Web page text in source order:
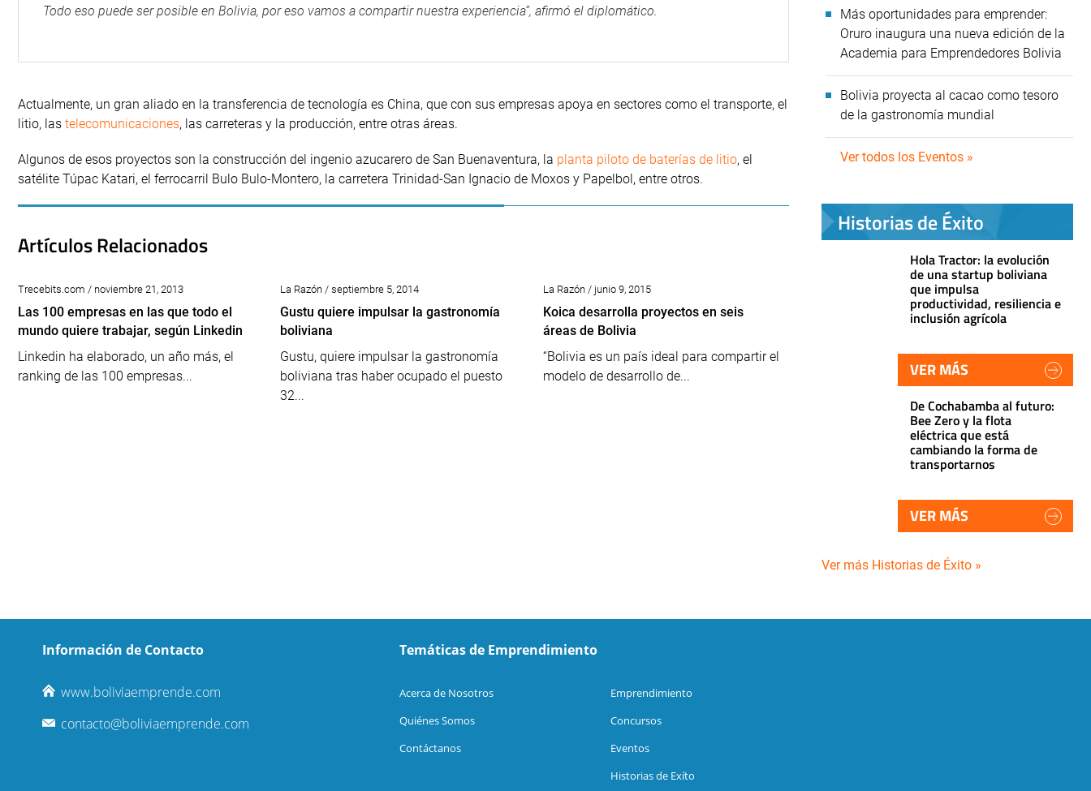
Todo eso puede ser posible en Bolivia, por eso vamos a compartir nuestra experiencia”, afirmó el diplomático.
Actualmente, un gran aliado en la transferencia de tecnología es China, que con sus empresas apoya en sectores como el transporte, el
litio, las telecomunicaciones, las carreteras y la producción, entre otras áreas.
Algunos de esos proyectos son la construcción del ingenio azucarero de San Buenaventura, la planta piloto de baterías de litio, el
satélite Túpac Katari, el ferrocarril Bulo Bulo-Montero, la carretera Trinidad-San Ignacio de Moxos y Papelbol, entre otros.
Artículos Relacionados
Trecebits.com / noviembre 21, 2013
Las 100 empresas en las que todo el
mundo quiere trabajar, según Linkedin
Linkedin ha elaborado, un año más, el
ranking de las 100 empresas...
La Razón / septiembre 5, 2014
Gustu quiere impulsar la gastronomía
boliviana
Gustu, quiere impulsar la gastronomía
boliviana tras haber ocupado el puesto
32...
La Razón / junio 9, 2015
Koica desarrolla proyectos en seis
áreas de Bolivia
“Bolivia es un país ideal para compartir el
modelo de desarrollo de...
Más oportunidades para emprender:
Oruro inaugura una nueva edición de la
Academia para Emprendedores Bolivia
Bolivia proyecta al cacao como tesoro
de la gastronomía mundial
Ver todos los Eventos »
Historias de Éxito
Hola Tractor: la evolución
de una startup boliviana
que impulsa
productividad, resiliencia e
inclusión agrícola
VER MÁS
De Cochabamba al futuro:
Bee Zero y la flota
eléctrica que está
cambiando la forma de
transportarnos
VER MÁS
Ver más Historias de Éxito »
Información de Contacto
www.boliviaemprende.com
contacto@boliviaemprende.com
Temáticas de Emprendimiento
Acerca de Nosotros
Quiénes Somos
Contáctanos
Emprendimiento
Concursos
Eventos
Historias de Exíto